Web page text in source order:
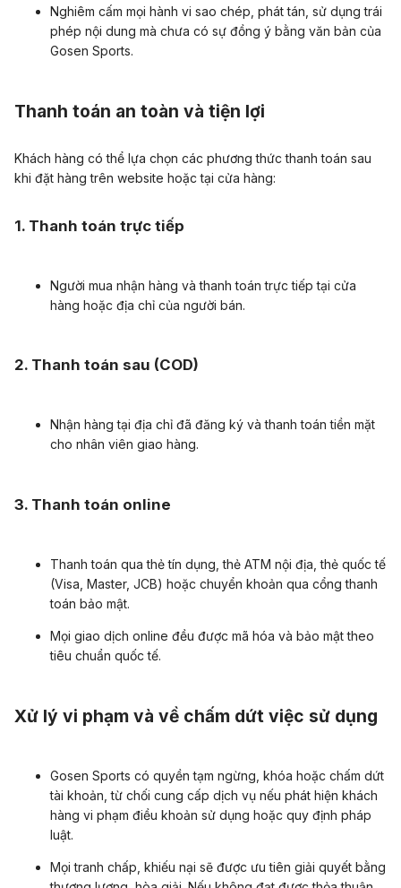
Nghiêm cấm mọi hành vi sao chép, phát tán, sử dụng trái
phép nội dung mà chưa có sự đồng ý bằng văn bản của
Gosen Sports.
Thanh toán an toàn và tiện lợi
Khách hàng có thể lựa chọn các phương thức thanh toán sau
khi đặt hàng trên website hoặc tại cửa hàng:
1. Thanh toán trực tiếp
Người mua nhận hàng và thanh toán trực tiếp tại cửa
hàng hoặc địa chỉ của người bán.
2. Thanh toán sau (COD)
Nhận hàng tại địa chỉ đã đăng ký và thanh toán tiền mặt
cho nhân viên giao hàng.
3. Thanh toán online
Thanh toán qua thẻ tín dụng, thẻ ATM nội địa, thẻ quốc tế
(Visa, Master, JCB) hoặc chuyển khoản qua cổng thanh
toán bảo mật.
Mọi giao dịch online đều được mã hóa và bảo mật theo
tiêu chuẩn quốc tế.
Xử lý vi phạm và về chấm dứt việc sử dụng
Gosen Sports có quyền tạm ngừng, khóa hoặc chấm dứt
tài khoản, từ chối cung cấp dịch vụ nếu phát hiện khách
hàng vi phạm điều khoản sử dụng hoặc quy định pháp
luật.
Mọi tranh chấp, khiếu nại sẽ được ưu tiên giải quyết bằng